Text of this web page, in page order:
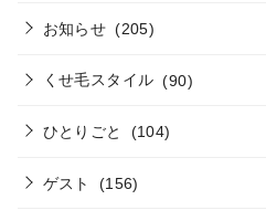
お知らせ (205)
くせ毛スタイル (90)
ひとりごと (104)
ゲスト (156)